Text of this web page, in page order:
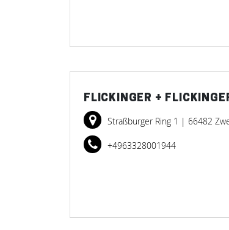
FLICKINGER +
Straßburger Ring 1 | 66482
+4963328001944